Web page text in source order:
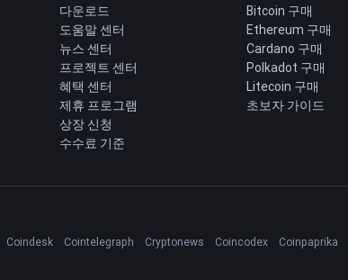
다운로드
도움말 센터
뉴스 센터
프로젝트 센터
혜택 센터
제휴 프로그램
상장 신청
수수료 기준
Bitcoin 구매
Ethereum 구매
Cardano 구매
Polkadot 구매
Litecoin 구매
초보자 가이드
Coindesk Cointelegraph Cryptonews Coincodex Coinpaprika